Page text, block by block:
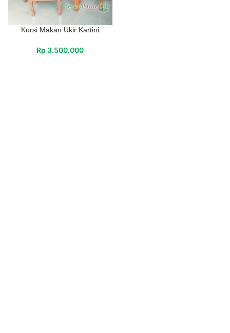
Kursi Makan Ukir Kartini
Rp 3.500.000